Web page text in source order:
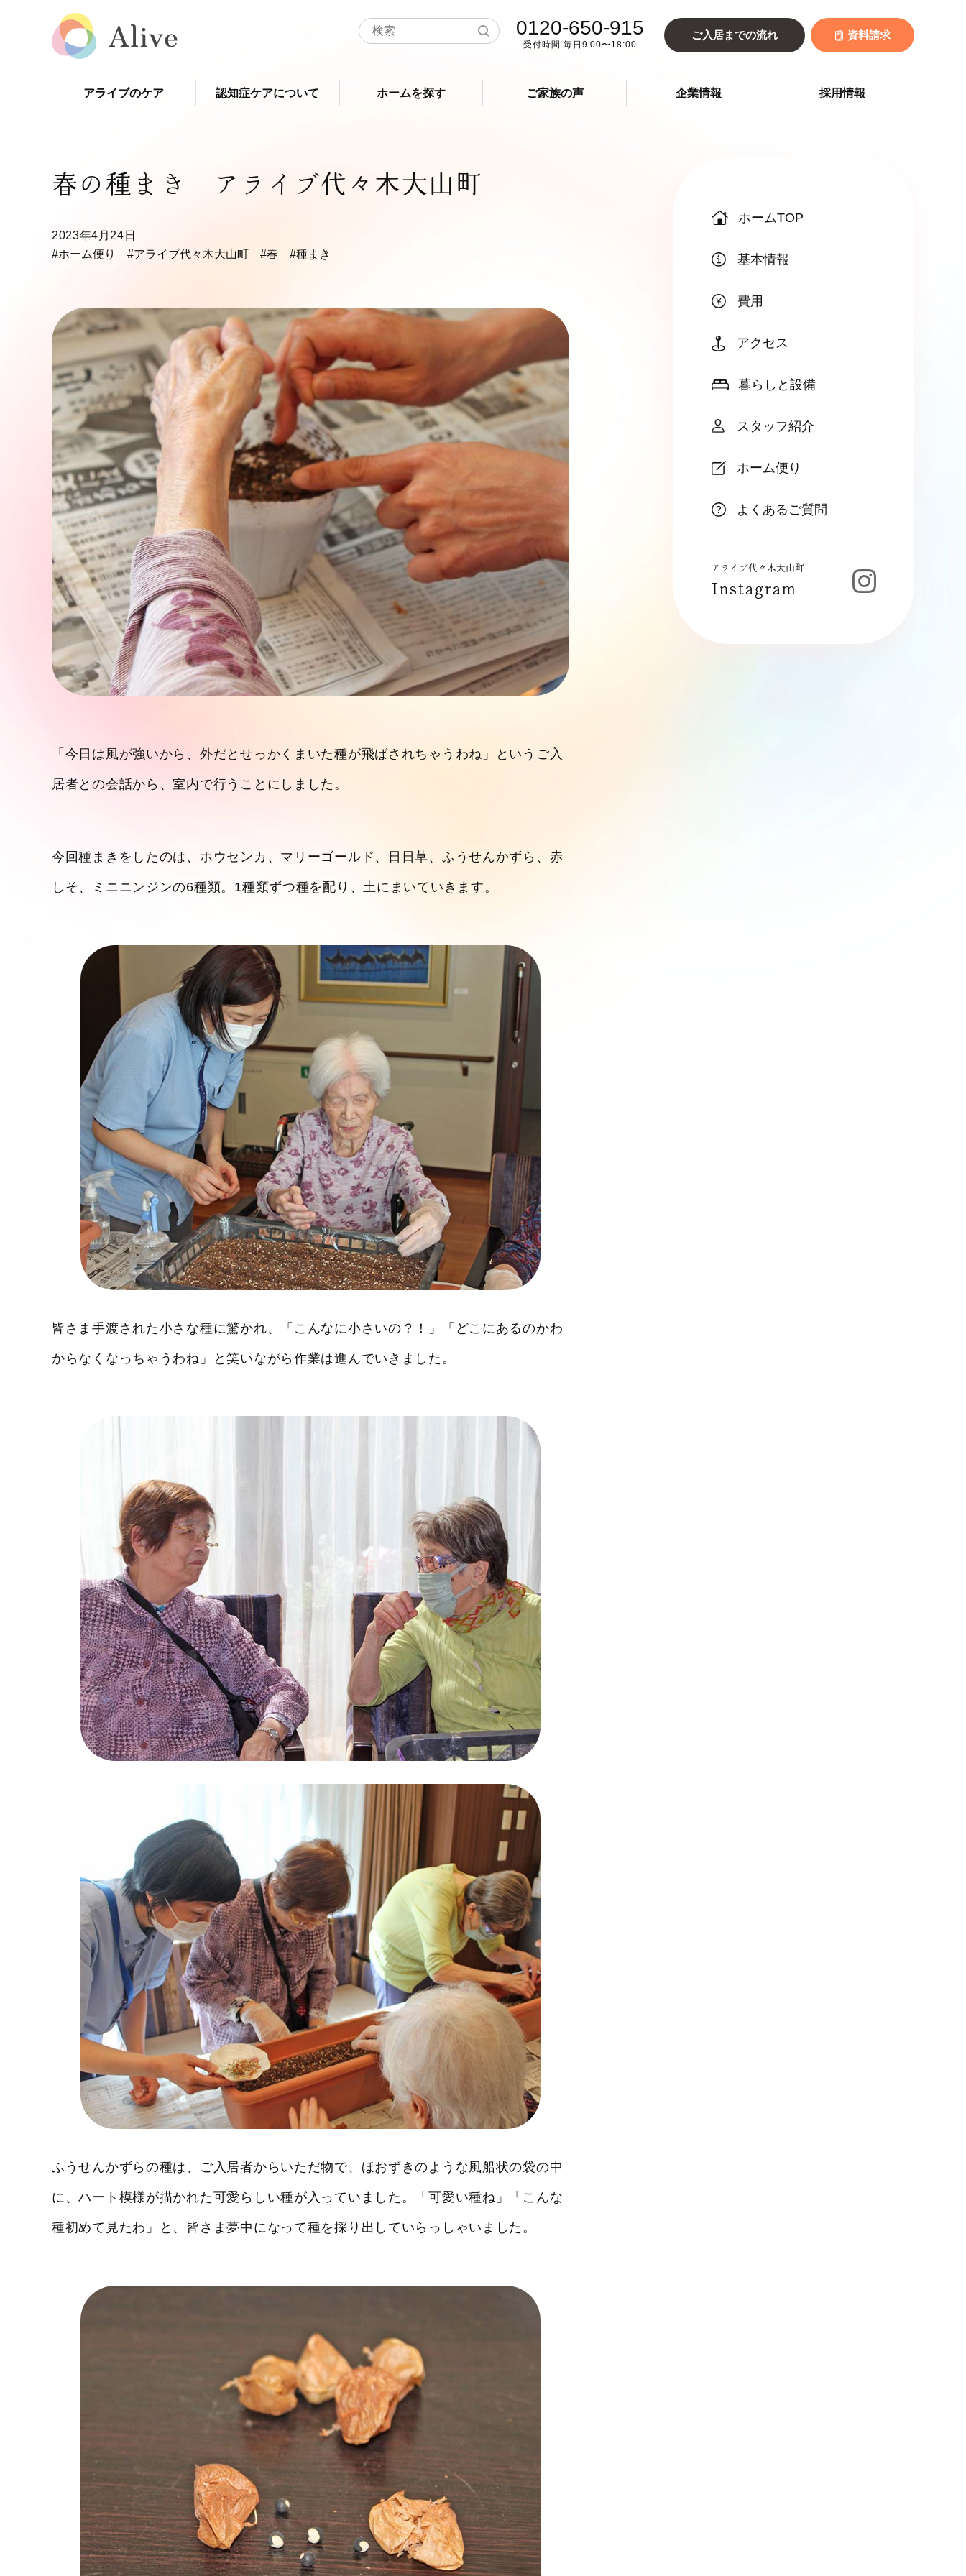
0120-650-915
受付時間 毎日9:00〜18:00
ご入居までの流れ 資料請求
アライブのケア 認知症ケアについて ホームを探す ご家族の声 企業情報 採用情報
ホームTOP
基本情報
費用
アクセス
暮らしと設備
スタッフ紹介
ホーム便り
よくあるご質問
アライブ代々木大山町
Instagram
春の種まき アライブ代々木大山町
2023年4月24日
#ホーム便り
#アライブ代々木大山町 #春 #種まき
「今日は風が強いから、外だとせっかくまいた種が飛ばされちゃうわね」というご入
居者との会話から、室内で行うことにしました。
今回種まきをしたのは、ホウセンカ、マリーゴールド、日日草、ふうせんかずら、赤
しそ、ミニニンジンの6種類。1種類ずつ種を配り、土にまいていきます。
皆さま手渡された小さな種に驚かれ、「こんなに小さいの？！」「どこにあるのかわ
からなくなっちゃうわね」と笑いながら作業は進んでいきました。
ふうせんかずらの種は、ご入居者からいただ物で、ほおずきのような風船状の袋の中
に、ハート模様が描かれた可愛らしい種が入っていました。「可愛い種ね」「こんな
種初めて見たわ」と、皆さま夢中になって種を採り出していらっしゃいました。